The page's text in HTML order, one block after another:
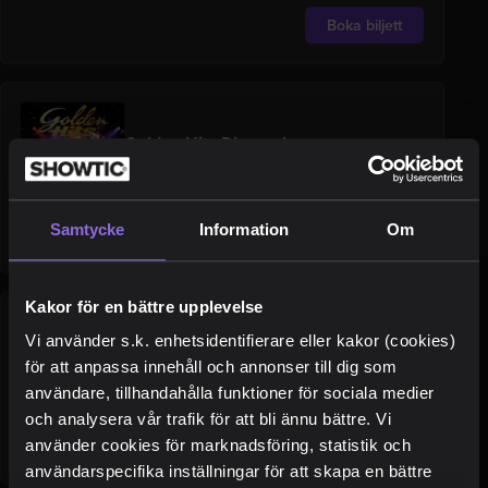
Samtycke Information Om
Kakor för en bättre upplevelse
Vi använder s.k. enhetsidentifierare eller kakor (cookies)
för att anpassa innehåll och annonser till dig som
användare, tillhandahålla funktioner för sociala medier
och analysera vår trafik för att bli ännu bättre. Vi
använder cookies för marknadsföring, statistik och
användarspecifika inställningar för att skapa en bättre
Boka biljett
Golden Hits Dinnershow
Golden Hits, Stockholm
Boka biljett
Oss Swingers Emellan
Intiman, Stockholm
Pris från 595 kr / person
Boka biljett